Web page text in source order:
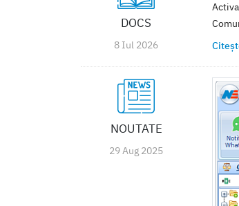
DOCS
8 Iul 2026
NOUTATE
29 Aug 2025